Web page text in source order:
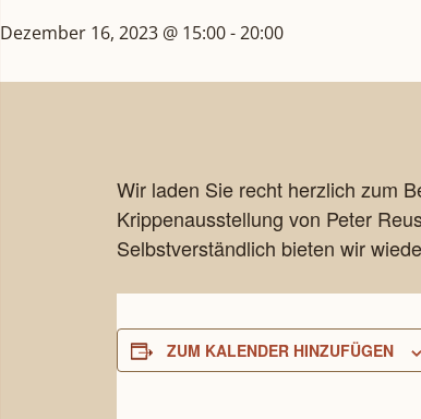
Dezember 16, 2023 @ 15:00-20:00
Wir laden Sie recht herzlich zum
Krippenausstellung von Peter
Selbstverständlich bieten wir
ZUM KALENDER HINZUFÜGEN